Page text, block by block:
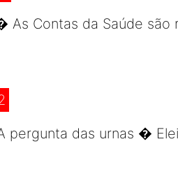
As Contas da Saúde
pergunta das urnas �